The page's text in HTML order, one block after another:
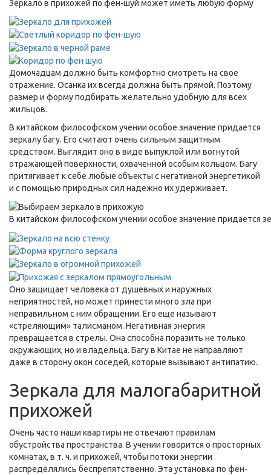
Зеркало в прихожей по фен-шуй может иметь любую форму
Домочадцам должно быть комфортно смотреть на свое
отражение. Осанка их всегда должна быть прямой. Поэтому
размер и форму подбирать желательно удобную для всех
жильцов.
В китайском философском учении особое значение придается
зеркалу багу. Его считают очень сильным защитным
средством. Выглядит оно в виде выпуклой или вогнутой
отражающей поверхности, охваченной особым кольцом. Багу
притягивает к себе любые объекты с негативной энергетикой
и с помощью природных сил надежно их удерживает.
В китайском философском учении особое значение придается
Оно защищает человека от душевных и наружных
неприятностей, но может принести много зла при
неправильном с ним обращении. Его еще называют
«стреляющим» талисманом. Негативная энергия
превращается в стрелы. Она способна поразить не только
окружающих, но и владельца. Багу в Китае не направляют
даже в сторону окон соседей, которые вызывают антипатию.
Зеркала для малогабаритной
прихожей
Очень часто наши квартиры не отвечают правилам
обустройства пространства. В учении говорится о просторных
комнатах, в т. ч. и прихожей, чтобы потоки энергии
распределялись беспрепятственно. Эта установка по фен-